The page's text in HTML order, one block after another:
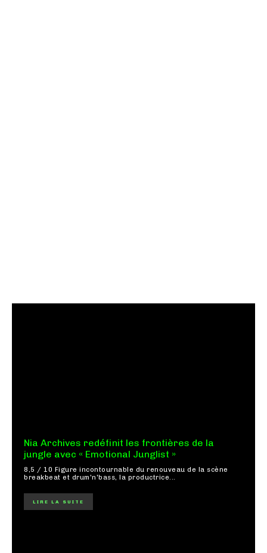
Nia Archives redéfinit les frontières de la
jungle avec « Emotional Junglist »
8,5 / 10 Figure incontournable du renouveau de la scène
breakbeat et drum'n'bass, la productrice...
LIRE LA SUITE